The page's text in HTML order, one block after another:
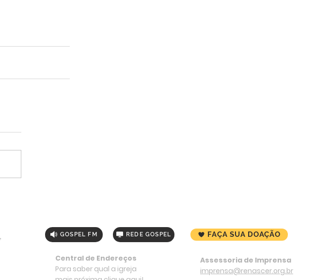
GOSPEL FM REDE GOSPEL
Central de Endereços
Para saber qual a igreja
FAÇA SUA DOAÇÃO
Assessoria de Imprensa
imprensa@renascer.org.br